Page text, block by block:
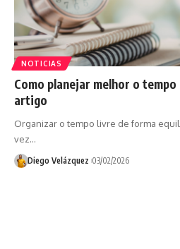
NOTICIAS
Como planejar melhor o
artigo
Organizar o tempo livre de forma
vez…
Diego Velázquez 03/02/2026